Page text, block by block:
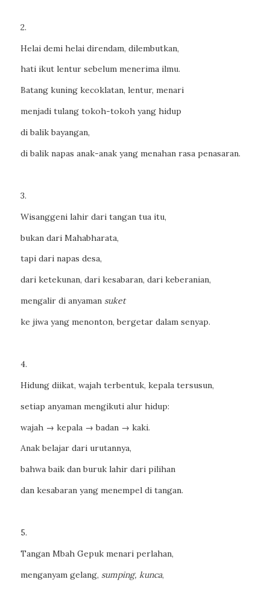
2.
Helai demi helai direndam, dilembutkan,
hati ikut lentur sebelum menerima ilmu.
Batang kuning kecoklatan, lentur, menari
menjadi tulang tokoh-tokoh yang hidup
di balik bayangan,
di balik napas anak-anak yang menahan rasa penasaran.
3.
Wisanggeni lahir dari tangan tua itu,
bukan dari Mahabharata,
tapi dari napas desa,
dari ketekunan, dari kesabaran, dari keberanian,
mengalir di anyaman suket
ke jiwa yang menonton, bergetar dalam senyap.
4.
Hidung diikat, wajah terbentuk, kepala tersusun,
setiap anyaman mengikuti alur hidup:
wajah → kepala → badan → kaki.
Anak belajar dari urutannya,
bahwa baik dan buruk lahir dari pilihan
dan kesabaran yang menempel di tangan.
5.
Tangan Mbah Gepuk menari perlahan,
menganyam gelang, sumping, kunca,